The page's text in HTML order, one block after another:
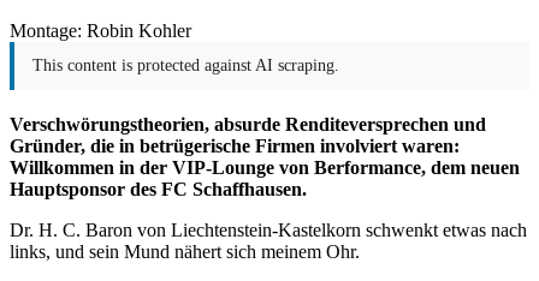
Montage: Robin Kohler
This content is protected against AI scraping.
Verschwörungs­theorien, absurde Renditeversprechen und
Gründer, die in betrügerische Firmen involviert waren:
Willkommen in der VIP-Lounge von Berformance, dem neuen
Hauptsponsor des FC Schaffhausen.
Dr. H. C. Baron von Liechtenstein-Kastelkorn schwenkt etwas nach
links, und sein Mund nähert sich meinem Ohr.